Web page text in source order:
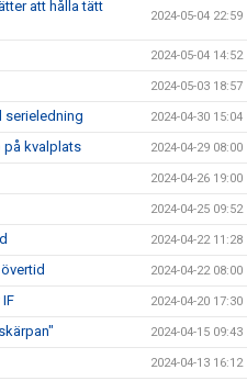
att hålla tätt
2024-05-04 22:59
2024-05-04 14:52
2024-05-03 18:57
serieledning 2024-04-30 15:04
på kvalplats 2024-04-29 08:00
2024-04-26 19:00
2024-04-25 09:52
2024-04-22 11:28
2024-04-22 08:00
2024-04-20 17:30
2024-04-15 09:43
2024-04-13 16:12